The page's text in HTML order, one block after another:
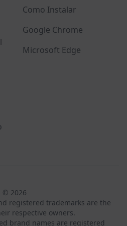
Como Instalar
Google Chrome
Microsoft Edge
© 2026
registered trademarks are the
respective owners.
brand names are registered